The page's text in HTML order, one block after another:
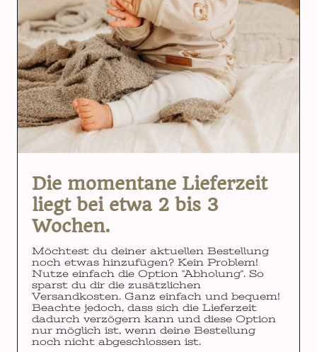
Die momentane Lieferzeit
liegt bei etwa 2 bis 3
Wochen.
Möchtest du deiner aktuellen Bestellung
noch etwas hinzufügen? Kein Problem!
Nutze einfach die Option "Abholung". So
sparst du dir die zusätzlichen
Versandkosten. Ganz einfach und bequem!
Beachte jedoch, dass sich die Lieferzeit
dadurch verzögern kann und diese Option
nur möglich ist, wenn deine Bestellung
noch nicht abgeschlossen ist.